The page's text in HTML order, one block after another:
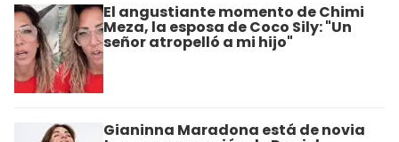
El angustiante momento de Chimi
Meza, la esposa de Coco Sily: "Un
señor atropelló a mi hijo"
Gianinna Maradona está de novia